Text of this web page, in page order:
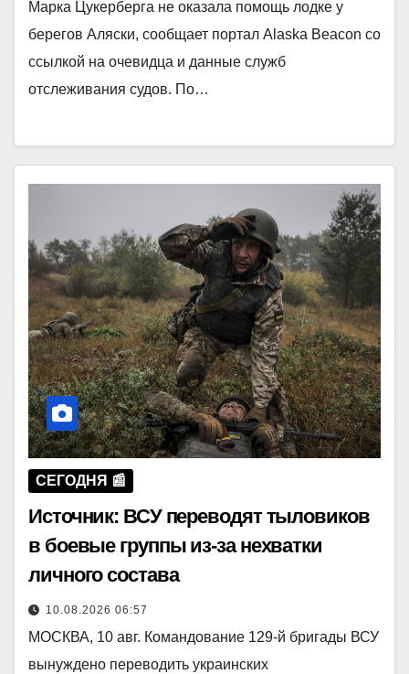
Марка Цукерберга не оказала помощь лодке у
берегов Аляски, сообщает портал Alaska Beacon со
ссылкой на очевидца и данные служб
отслеживания судов. По…
СЕГОДНЯ 📰
Источник: ВСУ переводят тыловиков
в боевые группы из-за нехватки
личного состава
10.08.2026 06:57
МОСКВА, 10 авг. Командование 129-й бригады ВСУ
вынуждено переводить украинских